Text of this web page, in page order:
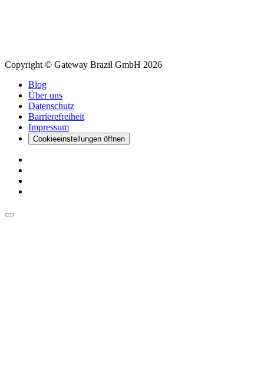
Copyright © Gateway Brazil GmbH 2026
Blog
Über uns
Datenschutz
Barrierefreiheit
Impressum
Cookieeinstellungen öffnen